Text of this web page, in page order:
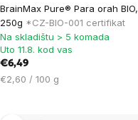
BrainMax Pure® Para orah BIO,
250g *CZ-BIO-001 certifikat
Na skladištu > 5 komada
Uto 11.8. kod vas
€6,49
Cijena
€2,60 / 100 g